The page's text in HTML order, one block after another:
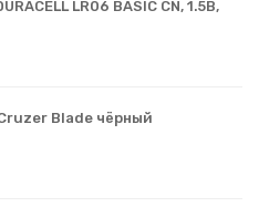
LR06 BASIC CN, 1.5В,
Blade чёрный